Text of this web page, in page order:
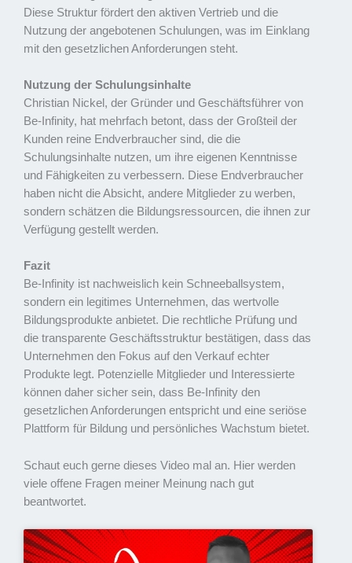
Diese Struktur fördert den aktiven Vertrieb und die
Nutzung der angebotenen Schulungen, was im Einklang
mit den gesetzlichen Anforderungen steht.
Nutzung der Schulungsinhalte
Christian Nickel, der Gründer und Geschäftsführer von
Be-Infinity, hat mehrfach betont, dass der Großteil der
Kunden reine Endverbraucher sind, die die
Schulungsinhalte nutzen, um ihre eigenen Kenntnisse
und Fähigkeiten zu verbessern. Diese Endverbraucher
haben nicht die Absicht, andere Mitglieder zu werben,
sondern schätzen die Bildungsressourcen, die ihnen zur
Verfügung gestellt werden.
Fazit
Be-Infinity ist nachweislich kein Schneeballsystem,
sondern ein legitimes Unternehmen, das wertvolle
Bildungsprodukte anbietet. Die rechtliche Prüfung und
die transparente Geschäftsstruktur bestätigen, dass das
Unternehmen den Fokus auf den Verkauf echter
Produkte legt. Potenzielle Mitglieder und Interessierte
können daher sicher sein, dass Be-Infinity den
gesetzlichen Anforderungen entspricht und eine seriöse
Plattform für Bildung und persönliches Wachstum bietet.
Schaut euch gerne dieses Video mal an. Hier werden
viele offene Fragen meiner Meinung nach gut
beantwortet.